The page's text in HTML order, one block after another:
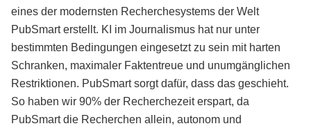
eines der modernsten Recherchesystems der Welt
PubSmart erstellt. KI im Journalismus hat nur unter
bestimmten Bedingungen eingesetzt zu sein mit harten
Schranken, maximaler Faktentreue und unumgänglichen
Restriktionen. PubSmart sorgt dafür, dass das geschieht.
So haben wir 90% der Recherchezeit erspart, da
PubSmart die Recherchen allein, autonom und